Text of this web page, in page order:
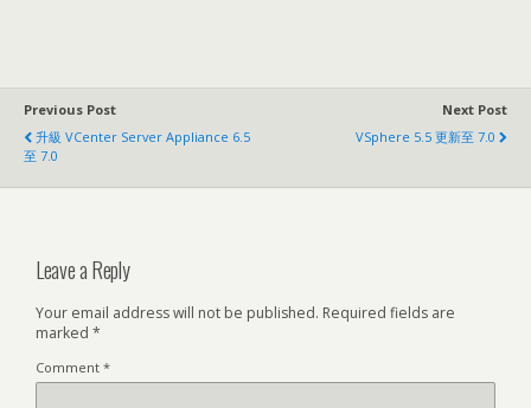
Previous Post
升級 VCenter Server Appliance 6.5
至 7.0
Next Post
VSphere 5.5 更新至 7.0
Leave a Reply
Your email address will not be published. Required fields are
marked *
Comment *